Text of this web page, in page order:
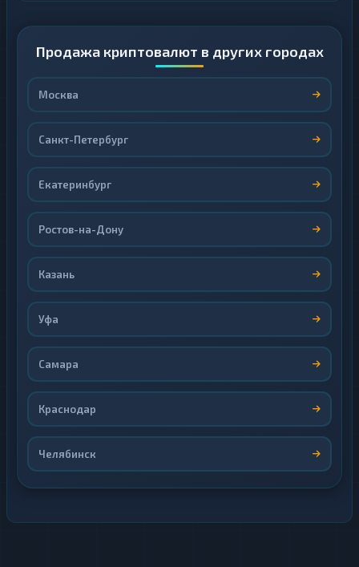
Продажа криптовалют в других городах
Москва
Санкт-Петербург
Екатеринбург
Ростов-на-Дону
Казань
Уфа
Самара
Краснодар
Челябинск